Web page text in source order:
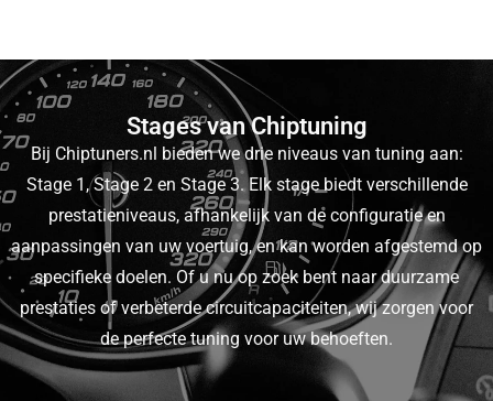
Stages van Chiptuning
Bij Chiptuners.nl bieden we drie niveaus van tuning aan:
Stage 1, Stage 2 en Stage 3. Elk stage biedt verschillende
prestatieniveaus, afhankelijk van de configuratie en
aanpassingen van uw voertuig, en kan worden afgestemd op
specifieke doelen. Of u nu op zoek bent naar duurzame
prestaties of verbeterde circuitcapaciteiten, wij zorgen voor
de perfecte tuning voor uw behoeften.